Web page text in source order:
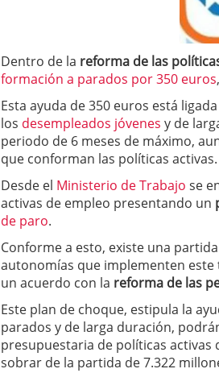
Comparativa Costes vs
acelera la rentabilidad?
Meses sin intereses:
compras 24 de
Planificar tu herencia
a los costes 21 de
¿Cuánto cuesta un
Dentro de la reforma de las
formación a parados por 350 euros
Esta ayuda de 350 euros está
los desempleados jóvenes y de
periodo de 6 meses de máximo,
que conforman las políticas activas.
Desde el Ministerio de Trabajo se
activas de empleo presentando un
de paro.
Conforme a esto, existe una
autonomías que implementen este
un acuerdo con la reforma de las
Este plan de choque, estipula la
parados y de larga duración,
presupuestaria de políticas activas
sobrar de la partida de 7.322